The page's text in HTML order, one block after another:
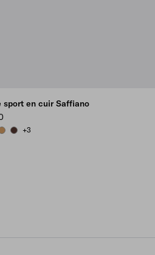
sport en cuir Saffiano
COFFEE
+3